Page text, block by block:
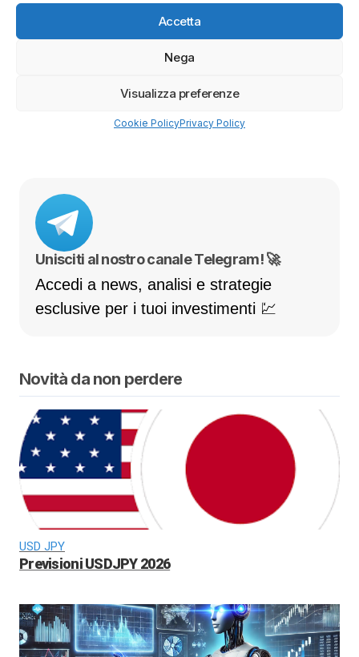
Accetta
Nega
Visualizza preferenze
Cookie PolicyPrivacy Policy
0 commissioni su azioni ed ETF
per iniziare a investire in modo efficiente
Il capitale è a rischio.
👉 SCOPRI FREEDOM24
Unisciti al nostro canale Telegram! 🚀
Accedi a news, analisi e strategie
esclusive per i tuoi investimenti 💹
Novità da non perdere
USD JPY
Previsioni USDJPY 2026